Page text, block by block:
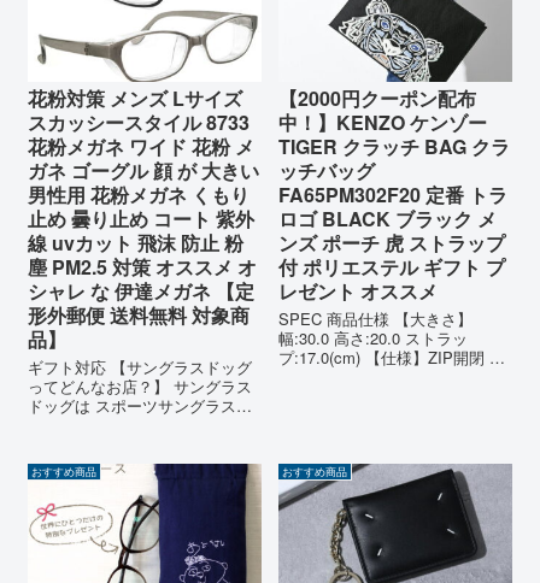
花粉対策 メンズ Lサイズ
スカッシースタイル 8733
花粉メガネ ワイド 花粉 メ
ガネ ゴーグル 顔 が 大きい
男性用 花粉メガネ くもり
止め 曇り止め コート 紫外
線 uvカット 飛沫 防止 粉
塵 PM2.5 対策 オススメ オ
シャレ な 伊達メガネ 【定
形外郵便 送料無料 対象商
品】
ギフト対応 【サングラスドッグ
ってどんなお店？】 サングラス
ドッグは スポーツサングラス・
タクト)・帽子の通販サイトで
す。 2005年より販売を開店させ
て頂き、今ではお客様のおかげ
さ...
【2000円クーポン配布
中！】KENZO ケンゾー
TIGER クラッチ BAG クラ
ッチバッグ
FA65PM302F20 定番 トラ
ロゴ BLACK ブラック メ
ンズ ポーチ 虎 ストラップ
付 ポリエステル ギフト プ
レゼント オススメ
SPEC 商品仕様 【大きさ】
幅:30.0 高さ:20.0 ストラッ
プ:17.0(cm) 【仕様】ZIP開閉 内
おすすめ商品 おすすめ商品